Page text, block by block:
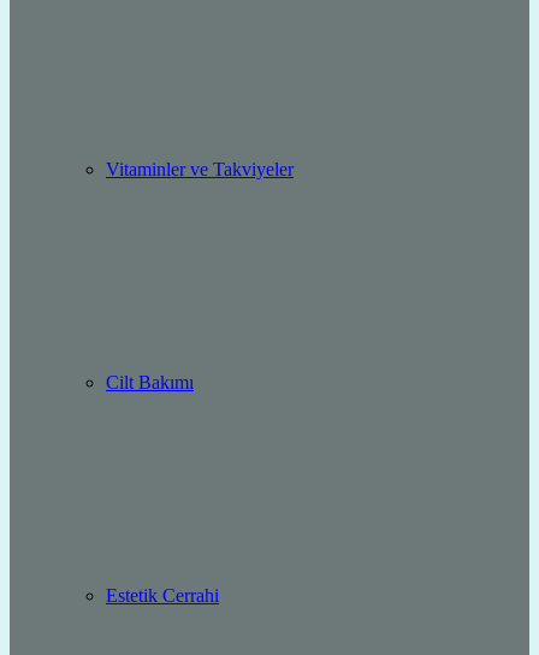
Vitaminler ve Takviyeler
Cilt Bakımı
Estetik Cerrahi